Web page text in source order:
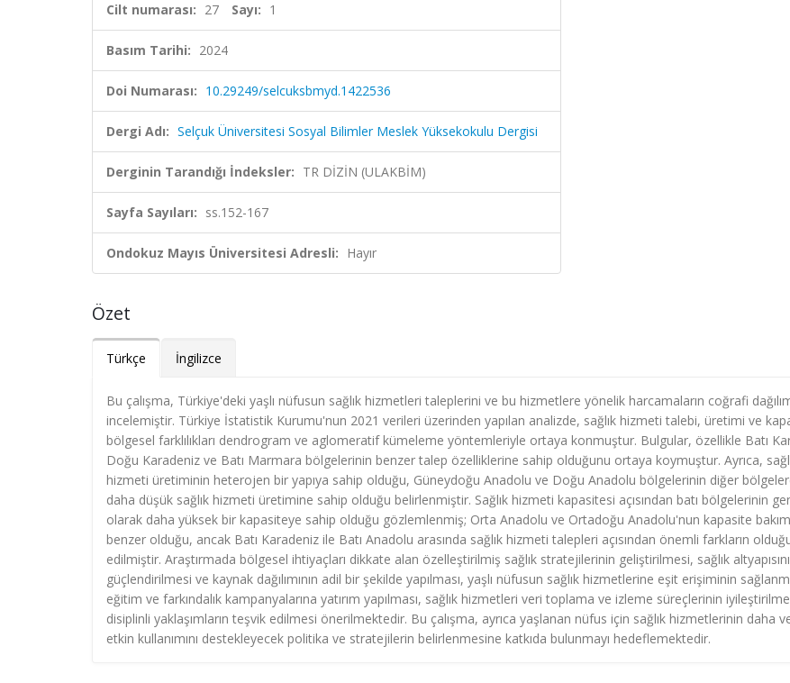
Cilt numarası: 27 Sayı: 1
Basım Tarihi: 2024
Doi Numarası: 10.29249/selcuksbmyd.1422536
Dergi Adı: Selçuk Üniversitesi Sosyal Bilimler Meslek Yüksekokulu Dergisi
Derginin Tarandığı İndeksler: TR DİZİN (ULAKBİM)
Sayfa Sayıları: ss.152-167
Ondokuz Mayıs Üniversitesi Adresli: Hayır
Özet
Türkçe İngilizce
Bu çalışma, Türkiye'deki yaşlı nüfusun sağlık hizmetleri taleplerini ve bu hizmetlere yönelik harcamaların coğrafi
incelemiştir. Türkiye İstatistik Kurumu'nun 2021 verileri üzerinden yapılan analizde, sağlık hizmeti talebi, üretimi ve
bölgesel farklılıkları dendrogram ve aglomeratif kümeleme yöntemleriyle ortaya konmuştur. Bulgular, özellikle Batı
Doğu Karadeniz ve Batı Marmara bölgelerinin benzer talep özelliklerine sahip olduğunu ortaya koymuştur. Ayrıca,
hizmeti üretiminin heterojen bir yapıya sahip olduğu, Güneydoğu Anadolu ve Doğu Anadolu bölgelerinin diğer
daha düşük sağlık hizmeti üretimine sahip olduğu belirlenmiştir. Sağlık hizmeti kapasitesi açısından batı bölgelerinin
olarak daha yüksek bir kapasiteye sahip olduğu gözlemlenmiş; Orta Anadolu ve Ortadoğu Anadolu'nun kapasite
benzer olduğu, ancak Batı Karadeniz ile Batı Anadolu arasında sağlık hizmeti talepleri açısından önemli farkların
edilmiştir. Araştırmada bölgesel ihtiyaçları dikkate alan özelleştirilmiş sağlık stratejilerinin geliştirilmesi, sağlık
güçlendirilmesi ve kaynak dağılımının adil bir şekilde yapılması, yaşlı nüfusun sağlık hizmetlerine eşit erişiminin
eğitim ve farkındalık kampanyalarına yatırım yapılması, sağlık hizmetleri veri toplama ve izleme süreçlerinin
disiplinli yaklaşımların teşvik edilmesi önerilmektedir. Bu çalışma, ayrıca yaşlanan nüfus için sağlık hizmetlerinin daha
etkin kullanımını destekleyecek politika ve stratejilerin belirlenmesine katkıda bulunmayı hedeflemektedir.